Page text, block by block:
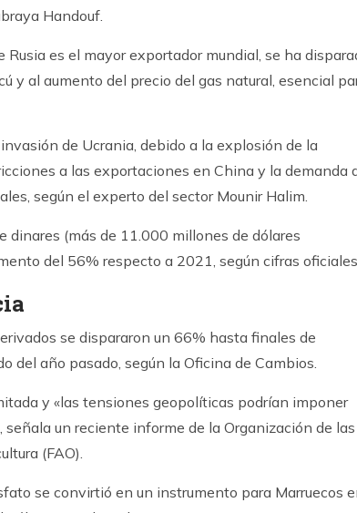
Handouf.
es el mayor exportador mundial, se ha
y al aumento del precio del gas natural, esencial
de Ucrania, debido a la explosión de la
a las exportaciones en China y la demanda
según el experto del sector Mounir Halim.
dinares (más de 11.000 millones de dólares
del 56% respecto a 2021, según cifras oficiales.
se dispararon un 66% hasta finales de
del año pasado, según la Oficina de Cambios.
y «las tensiones geopolíticas podrían imponer
un reciente informe de la Organización de las
(FAO).
se convirtió en un instrumento para Marruecos